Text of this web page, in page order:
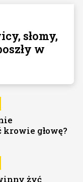
słomy,
w
głowę?
żyć